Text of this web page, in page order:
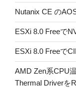
Nutanix CE の
ESXi 8.0 Freeで
ESXi 8.0 Freeで
AMD Zen系CPU
Thermal Driverを